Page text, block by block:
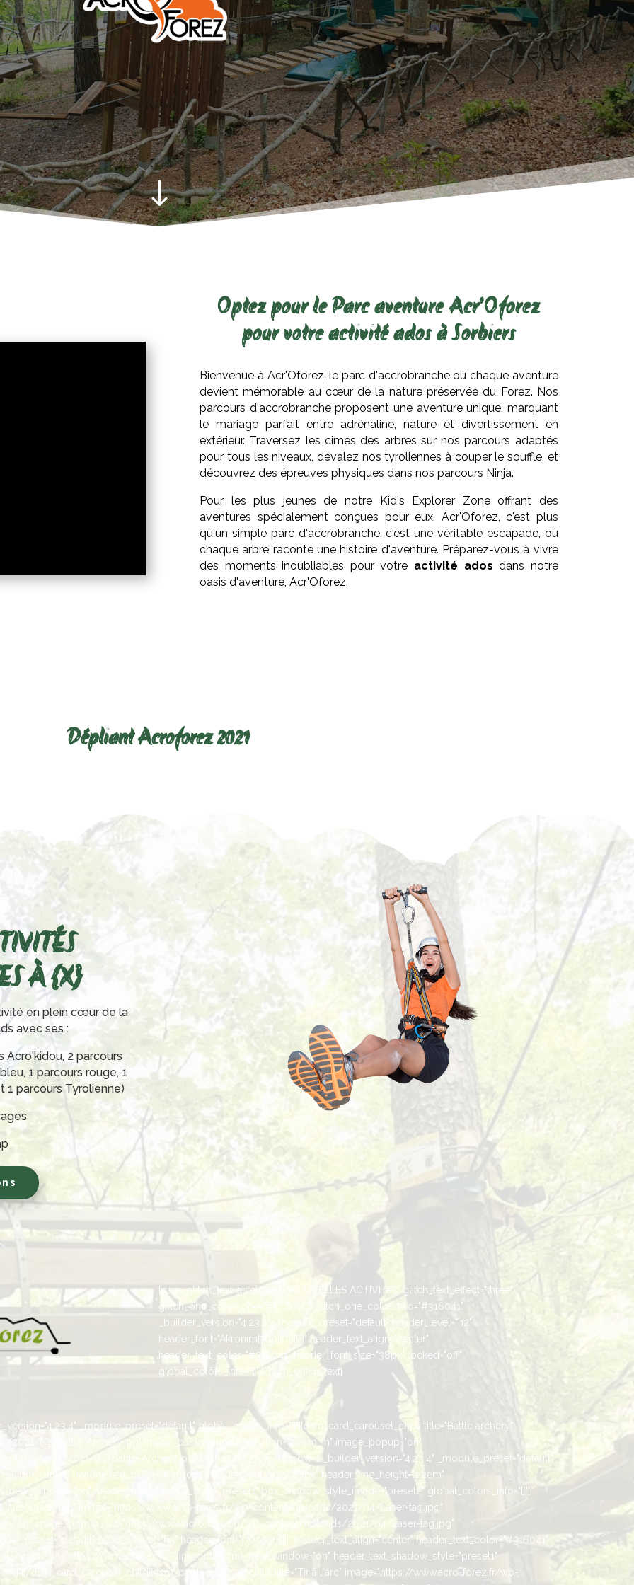
"
Optez pour le Parc aventure Acr'Oforez
pour votre activité ados à Sorbiers
Bienvenue à Acr'Oforez, le parc d'accrobranche où chaque aventure
devient mémorable au cœur de la nature préservée du Forez. Nos
parcours d'accrobranche proposent une aventure unique, marquant
le mariage parfait entre adrénaline, nature et divertissement en
extérieur. Traversez les cimes des arbres sur nos parcours adaptés
pour tous les niveaux, dévalez nos tyroliennes à couper le souffle, et
découvrez des épreuves physiques dans nos parcours Ninja.
Pour les plus jeunes de notre Kid's Explorer Zone offrant des
aventures spécialement conçues pour eux. Acr'Oforez, c'est plus
qu'un simple parc d'accrobranche, c'est une véritable escapade, où
chaque arbre raconte une histoire d'aventure. Préparez-vous à vivre
des moments inoubliables pour votre activité ados dans notre
oasis d'aventure, Acr'Oforez.
Dépliant Acroforez 2021
À {X}
en plein cœur de la
avec ses :
Acro'kidou, 2 parcours
1 parcours rouge, 1
1 parcours Tyrolienne)
[dsm_glitch_text glitch_text="NOUVELLES ACTIVITéS" glitch_text_effect="three"
glitch_one_color_one="#EC671C" glitch_one_color_two="#316041"
_builder_version="4.23.4" _module_preset="default" header_level="h2"
header_font="Akronim|700||on|||||" header_text_align="center"
header_text_color="#316041" header_font_size="38px" locked="off"
global_colors_info="{}"][/dsm_glitch_text]
_module_preset="default" global_colors_info="{}"][dsm_card_carousel_child title="Battle archery"
04/Battle-Archery.jpg" image_background_animation="zoom_in" image_popup="on"
uploads/2021/04/Battle-Archery.jpg" button_url_new_window=1 _builder_version="4.23.4" _module_preset="default"
header_text_color="#316041" header_font_size="24px" header_line_height="1.2em"
header_text_shadow_style="preset1" box_shadow_style_image="preset2" global_colors_info="{}"]
Tag" image="https://www.acro-forez.fr/wp-content/uploads/2021/04/Laser-tag.jpg"
image_popup_src="https://www.acro-forez.fr/wp-content/uploads/2021/04/Laser-tag.jpg"
header_level="h3" header_font="|700||on|||||" header_text_align="center" header_text_color="#316041"
gameoforez.fr/" link_option_url_new_window="on" header_text_shadow_style="preset1"
dsm_card_carousel_child][dsm_card_carousel_child title="Tir à l'arc" image="https://www.acro-forez.fr/wp-